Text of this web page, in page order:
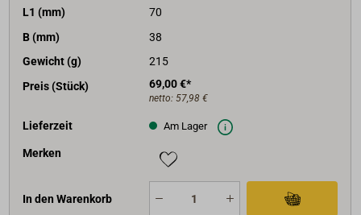
L1 (mm)
70
B (mm)
38
Gewicht (g)
215
Preis (Stück)
69,00 €*
netto: 57,98 €
Lieferzeit Am Lager
Merken
In den Warenkorb